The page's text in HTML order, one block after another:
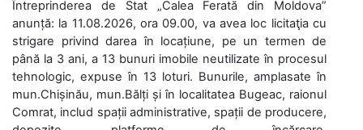
Întreprinderea de Stat „Calea Ferată din Moldova”
anunță: la 11.08.2026, ora 09.00, va avea loc licitaţia cu
strigare privind darea în locațiune, pe un termen de
până la 3 ani, a 13 bunuri imobile neutilizate în procesul
tehnologic, expuse în 13 loturi. Bunurile, amplasate în
mun.Chișinău, mun.Bălți și în localitatea Bugeac, raionul
Comrat, includ spații administrative, spații de producere,